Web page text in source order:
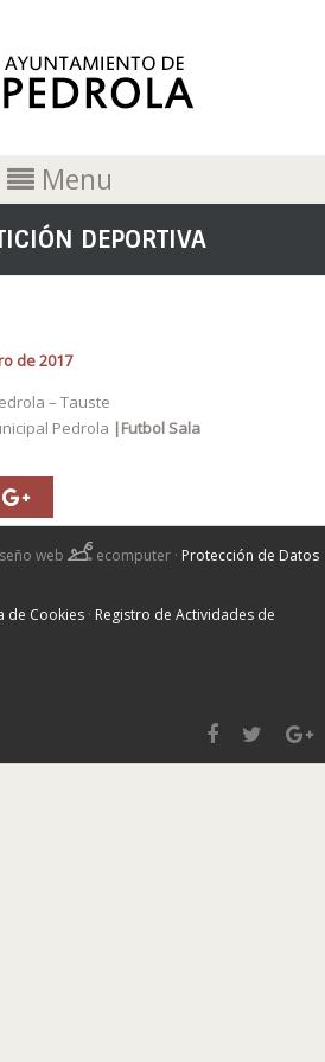
Menu
DEPORTIVA
de 2017
– Tauste
Pedrola |Futbol Sala
web ecomputer · Protección de Datos
de Cookies · Registro de Actividades de